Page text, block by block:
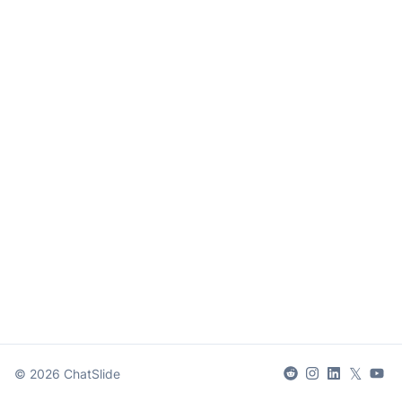
© 2026 ChatSlide 𝕏